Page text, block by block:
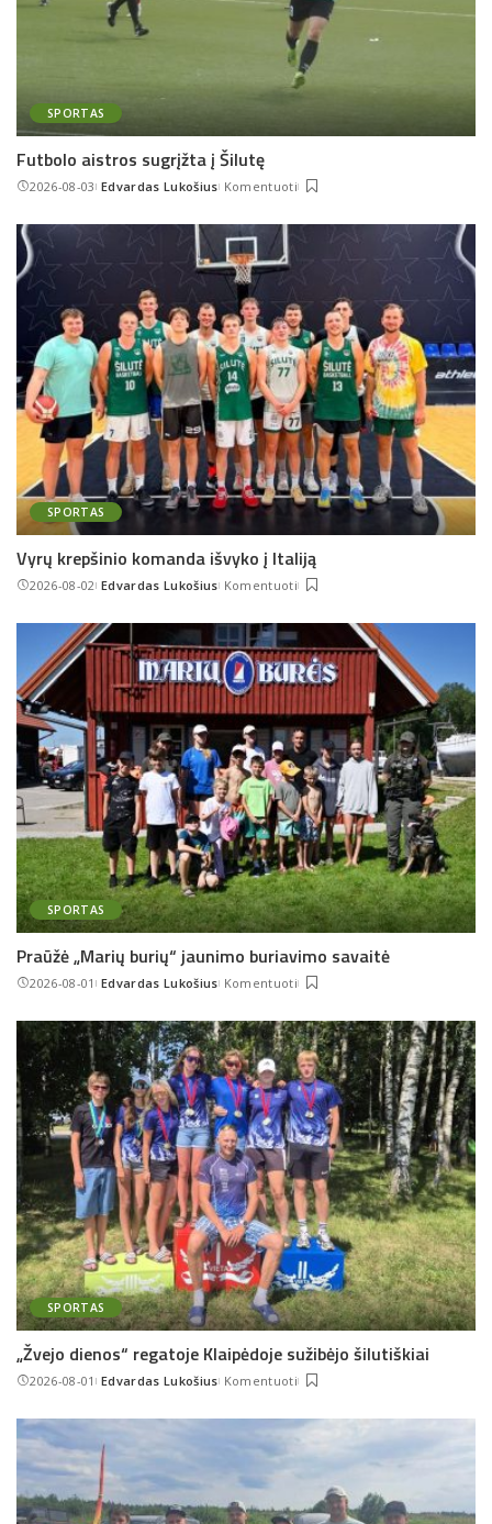
SPORTAS
Futbolo aistros sugrįžta į Šilutę
2026-08-03Posted
Edvardas Lukošius Komentuoti
SPORTAS
Vyrų krepšinio komanda išvyko į Italiją
2026-08-02Posted
Edvardas Lukošius Komentuoti
SPORTAS
Praūžė „Marių burių“ jaunimo buriavimo savaitė
2026-08-01 Posted
Edvardas Lukošius Komentuoti
SPORTAS
„Žvejo dienos“ regatoje Klaipėdoje sužibėjo šilutiškiai
2026-08-01 Posted
Edvardas Lukošius Komentuoti